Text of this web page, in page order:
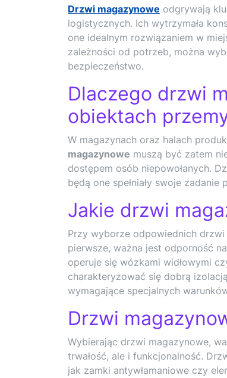
Drzwi magazynowe odgrywają
logistycznych. Ich wytrzymała
one idealnym rozwiązaniem w
zależności od potrzeb, można
bezpieczeństwo.
Dlaczego drzwi
obiektach
W magazynach oraz halach
magazynowe muszą być zatem
dostępem osób niepowołanych.
będą one spełniały swoje
Jakie drzwi
Przy wyborze odpowiednich
pierwsze, ważna jest odporność
operuje się wózkami widłowymi
charakteryzować się dobrą
wymagające specjalnych
Drzwi
Wybierając drzwi magazynowe,
trwałość, ale i funkcjonalność.
jak zamki antywłamaniowe czy